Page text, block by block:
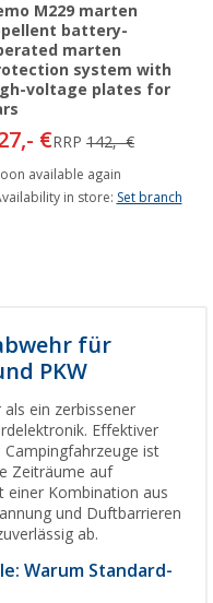
M229 marten
battery-
marten
system with
voltage plates for
€RRP 142,- €
available again
in store: Set branch
für
PKW
ein zerbissener
Effektiver
ist
Zeiträume auf
einer Kombination aus
und Duftbarrieren
ab.
Warum Standard-